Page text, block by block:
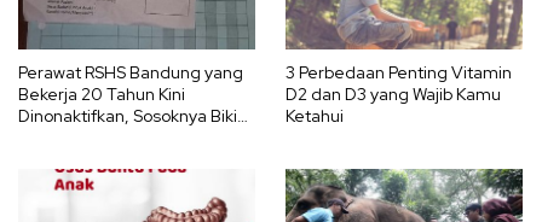
Perawat RSHS Bandung yang
Bekerja 20 Tahun Kini
Dinonaktifkan, Sosoknya Bikin
3 Perbedaan Penting Vitamin
D2 dan D3 yang Wajib Kamu
Ketahui